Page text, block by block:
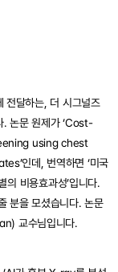
전달하는, 더 시그널즈
. 논문 원제가 ‘Cost-
using chest
인데, 번역하면 ‘미국
비용효과성’입니다.
분을 모셨습니다. 논문
교수님입니다.